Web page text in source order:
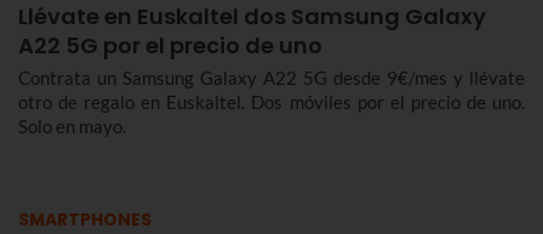
Llévate en Euskaltel dos Samsung Galaxy
A22 5G por el precio de uno
Contrata un Samsung Galaxy A22 5G desde 9€/mes y llévate
otro de regalo en Euskaltel. Dos móviles por el precio de uno.
Solo en mayo.
SMARTPHONES